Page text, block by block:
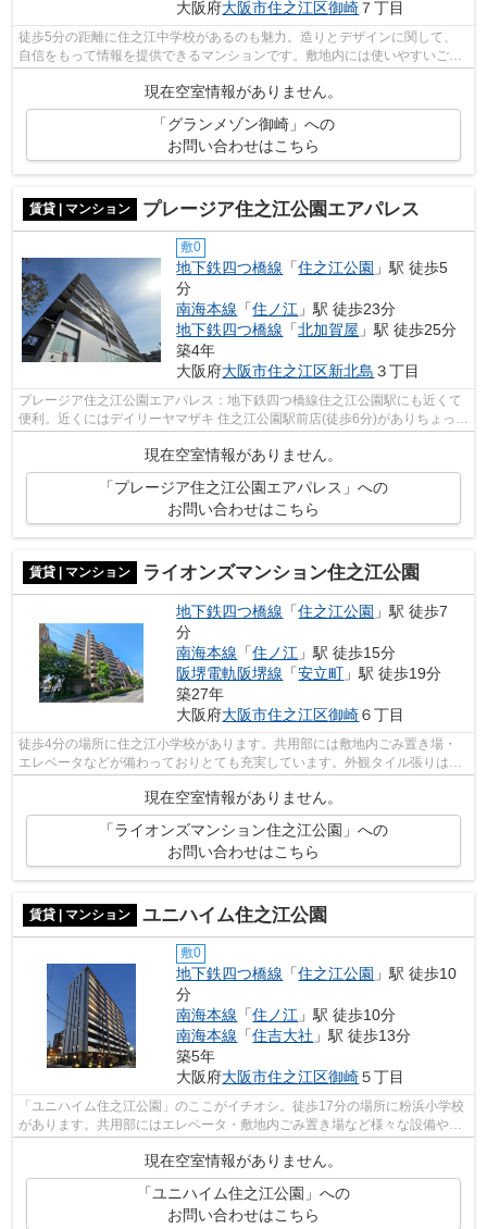
大阪府大阪市住之江区御崎 ７丁目
徒歩5分の距離に住之江中学校があるのも魅力。造りとデザインに関して、
自信をもって情報を提供できるマンションです。敷地内には使いやすいごみ
現在空室情報がありません。
「グランメゾン御崎」への
お問い合わせはこちら
賃貸 | マンション プレージア住之江公園エアパレス
敷0
地下鉄四つ橋線 「住之江公園 」駅 徒歩5
分
南海本線 「住ノ江 」駅 徒歩23分
地下鉄四つ橋線 「北加賀屋 」駅 徒歩25分
築4年
大阪府大阪市住之江区新北島 ３丁目
プレージア住之江公園エアパレス：地下鉄四つ橋線住之江公園駅にも近くて
便利。近くにはデイリーヤマザキ 住之江公園駅前店(徒歩6分)がありちょっと
現在空室情報がありません。
「プレージア住之江公園エアパレス」への
お問い合わせはこちら
賃貸 | マンション ライオンズマンション住之江公園
地下鉄四つ橋線 「住之江公園 」駅 徒歩7
分
南海本線 「住ノ江 」駅 徒歩15分
阪堺電軌阪堺線 「安立町 」駅 徒歩19分
築27年
大阪府大阪市住之江区御崎６丁目
徒歩4分の場所に住之江小学校があります。共用部には敷地内ごみ置き場・
エレベータなどが備わっておりとても充実しています。外観タイル張りは、
手入れを考えれば決して高価ではありま...
現在空室情報がありません。
「ライオンズマンション住之江公園」への
お問い合わせはこちら
賃貸 | マンション ユニハイム住之江公園
敷0
地下鉄四つ橋線 「住之江公園 」駅 徒歩10
分
南海本線 「住ノ江 」駅 徒歩10分
南海本線 「住吉大社 」駅 徒歩13分
築5年
大阪府大阪市住之江区御崎５丁目
「ユニハイム住之江公園」のここがイチオシ。徒歩17分の場所に粉浜小学校
があります。共用部にはエレベータ・敷地内ごみ置き場など様々な設備やサ
現在空室情報がありません。
「ユニハイム住之江公園」への
お問い合わせはこちら